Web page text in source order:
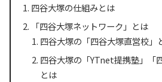
四谷大塚の仕組みとは
「四谷大塚ネットワーク」とは
四谷大塚の「四谷大塚直営校」
四谷大塚の「YTnet提携塾」「
とは